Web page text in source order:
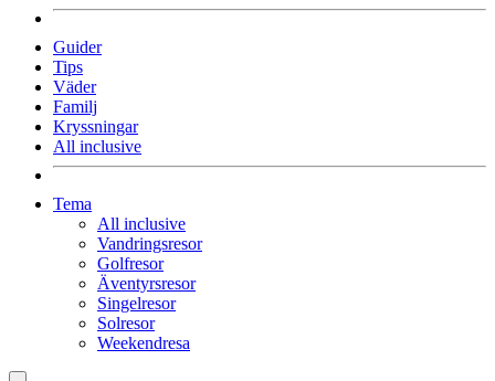
Guider
Tips
Väder
Familj
Kryssningar
All inclusive
Tema
All inclusive
Vandringsresor
Golfresor
Äventyrsresor
Singelresor
Solresor
Weekendresa